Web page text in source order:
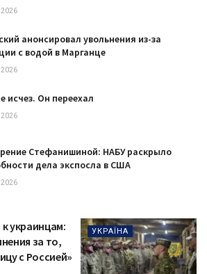
анонсировал увольнения из-за
с водой в Марганце
исчез. Он переехал
Стефанишиной: НАБУ раскрыло
дела экспосла в США
УКРАЇНА
украинцам:
за то,
с Россией»